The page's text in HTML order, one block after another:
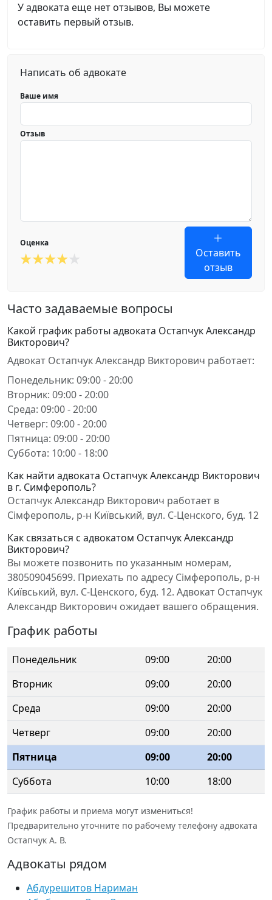
У адвоката еще нет отзывов, Вы можете
оставить первый отзыв.
Написать об адвокате
Ваше имя
Отзыв
Оценка
Оставить
отзыв
Часто задаваемые вопросы
Какой график работы адвоката Остапчук Александр
Викторович?
Адвокат Остапчук Александр Викторович работает:
Понедельник: 09:00 - 20:00
Вторник: 09:00 - 20:00
Среда: 09:00 - 20:00
Четверг: 09:00 - 20:00
Пятница: 09:00 - 20:00
Суббота: 10:00 - 18:00
Как найти адвоката Остапчук Александр Викторович
в г. Симферополь?
Остапчук Александр Викторович работает в
Сімферополь, р-н Київський, вул. С-Ценского, буд. 12
Как связаться с адвокатом Остапчук Александр
Викторович?
Вы можете позвонить по указанным номерам,
380509045699. Приехать по адресу Сімферополь, р-н
Київський, вул. С-Ценского, буд. 12. Адвокат Остапчук
Александр Викторович ожидает вашего обращения.
График работы
Понедельник 09:00
20:00
Вторник
09:00
20:00
Среда
09:00
20:00
Четверг
09:00
20:00
Пятница
09:00
20:00
Суббота
10:00 18:00
График работы и приема могут измениться!
Предварительно уточните по рабочему телефону адвоката
Остапчук А. В.
Адвокаты рядом
Абдурешитов Нариман